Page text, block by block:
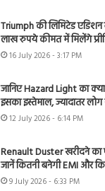
Triumph की लिमिटेड
लाख रुपये कीमत में मिलेंगे
16 July 2026 - 3:17 PM
जानिए Hazard Light का
इसका इस्तेमाल, ज्यादातर
12 July 2026 - 6:14 PM
Renault Duster खरीदने का
जानें कितनी बनेगी EMI और
9 July 2026 - 6:33 PM